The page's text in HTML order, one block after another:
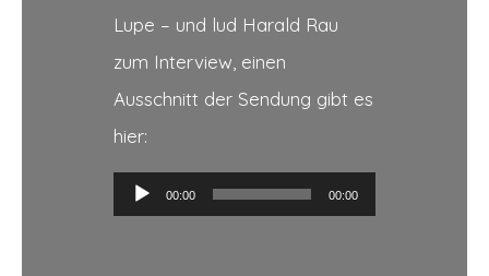
Lupe – und lud Harald Rau
zum Interview, einen
Ausschnitt der Sendung gibt es
hier:
Audio-00:00 00:00